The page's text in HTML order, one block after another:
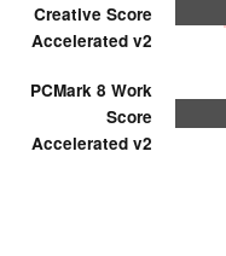
Creative Score
Accelerated v2
PCMark 8 Work
Score
Accelerated v2